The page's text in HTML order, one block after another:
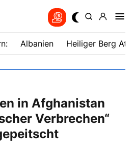
Albanien Heiliger Berg
in Afghanistan
Verbrechen“